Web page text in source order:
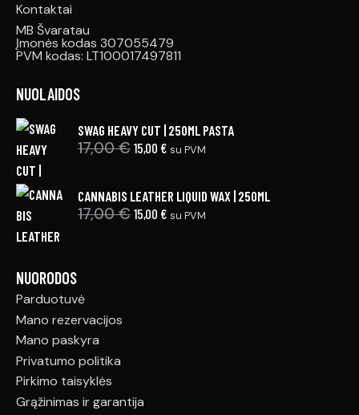
Kontaktai
MB Švaratau
Įmonės kodas 307055479
PVM kodas: LT100017497811
NUOLAIDOS
SWAG HEAVY CUT | 250ML PASTA
17,00€ 15,00 € su PVM
CANNABIS LEATHER LIQUID WAX | 250ML
17,00€ 15,00 € su PVM
NUORODOS
Parduotuvė
Mano rezervacijos
Mano paskyra
Privatumo politika
Pirkimo taisyklės
Grąžinimas ir garantija